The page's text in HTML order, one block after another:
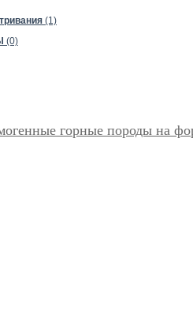
(1)
(0)
горные породы на